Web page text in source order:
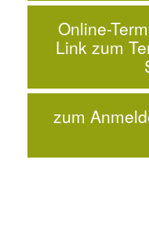
Online-
Link zum
zum